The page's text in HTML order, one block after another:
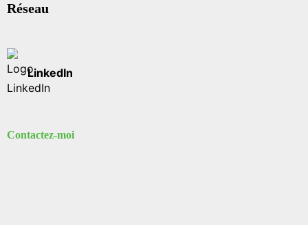
Réseau
LinkedIn
Contactez-moi